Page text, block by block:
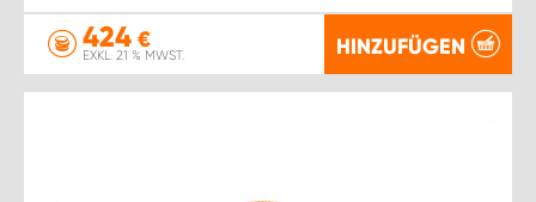
424 €
EXKL. 21 % MWST. HINZUFÜGEN